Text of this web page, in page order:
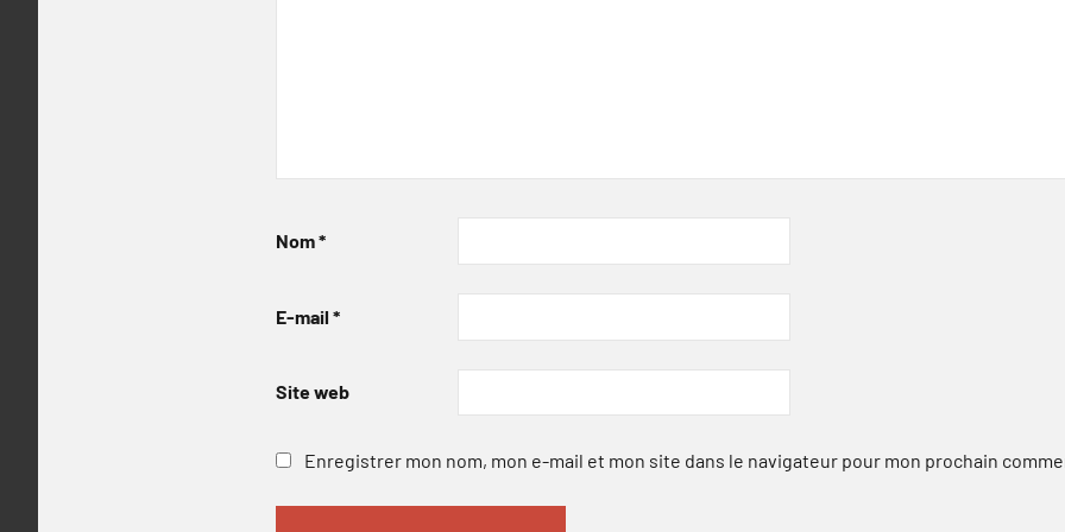
Nom*
E-mail *
Site web
Enregistrer mon nom, mon e-mail et mon site dans le navigateur pour mon prochain